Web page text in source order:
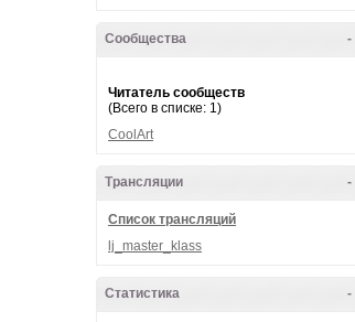
-
Сообщества
Читатель сообществ
(Всего в списке: 1)
CoolArt
-
Трансляции
Список трансляций
lj_master_klass
-
Статистика